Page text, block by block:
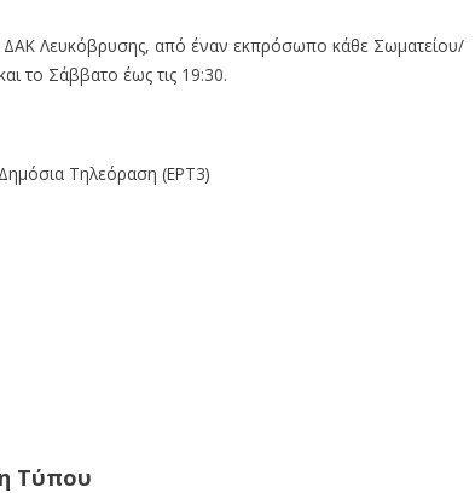
Λευκόβρυσης, από έναν εκπρόσωπο κάθε Σωματείου/
το Σάββατο έως τις 19:30.
Τηλεόραση (ΕΡΤ3)
Τύπου